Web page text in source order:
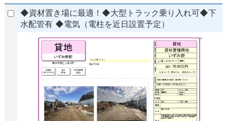
◆資材置き場に最適！◆大型トラック乗り入れ可◆下
水配管有 ◆電気（電柱を近日設置予定）